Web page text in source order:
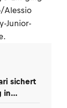
Alessio
Junior-
sichert
in